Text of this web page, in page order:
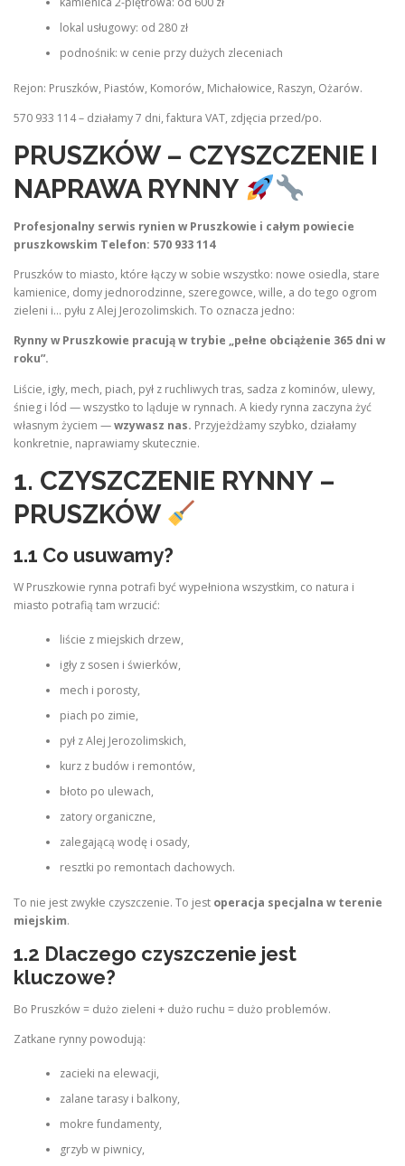
lokal usługowy: od 280 zł
podnośnik: w cenie przy dużych zleceniach
Rejon: Pruszków, Piastów, Komorów, Michałowice, Raszyn, Ożarów.
570 933 114 – działamy 7 dni, faktura VAT, zdjęcia przed/po.
PRUSZKÓW – CZYSZCZENIE I
NAPRAWA RYNNY
Profesjonalny serwis rynien w Pruszkowie i całym powiecie
pruszkowskim Telefon: 570 933 114
Pruszków to miasto, które łączy w sobie wszystko: nowe osiedla, stare
kamienice, domy jednorodzinne, szeregowce, wille, a do tego ogrom
zieleni i… pyłu z Alej Jerozolimskich. To oznacza jedno:
Rynny w Pruszkowie pracują w trybie „pełne obciążenie 365 dni w
roku”.
Liście, igły, mech, piach, pył z ruchliwych tras, sadza z kominów, ulewy,
śnieg i lód — wszystko to ląduje w rynnach. A kiedy rynna zaczyna żyć
własnym życiem —wzywasz nas. Przyjeżdżamy szybko, działamy
konkretnie, naprawiamy skutecznie.
1. CZYSZCZENIE RYNNY –
PRUSZKÓW
1.1 Co usuwamy?
W Pruszkowie rynna potrafi być wypełniona wszystkim, co natura i
miasto potrafią tam wrzucić:
liście z miejskich drzew,
igły z sosen i świerków,
mech i porosty,
piach po zimie,
pył z Alej Jerozolimskich,
kurz z budów i remontów,
błoto po ulewach,
zatory organiczne,
zalegającą wodę i osady,
resztki po remontach dachowych.
To nie jest zwykłe czyszczenie. To jest operacja specjalna w terenie
miejskim.
1.2 Dlaczego czyszczenie jest
kluczowe?
Bo Pruszków = dużo zieleni + dużo ruchu = dużo problemów.
Zatkane rynny powodują:
zacieki na elewacji,
zalane tarasy i balkony,
mokre fundamenty,
grzyb w piwnicy,